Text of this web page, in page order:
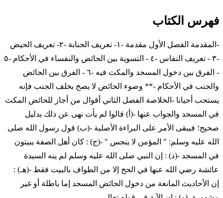
فهرس الكتاب
-المقدمة الفصل الأول مقدمة -١- تعريف الجنابة -٢- تعريف الحيض
-٣ - تعريف النفاس -٤ - التسوية بين الحائض والنفساء في الأحكام -٥
- الفرق بين دخول المسجد والمكث فيه -٦ - الفرق بين الحائض
والجنب في الأحكام -** وضوء الحائض لا يصح بخلف الجنب فإنه
يستحب أحيانا -الخلاصة الفصل الثاني أقوال من أجاز للحائض المكث
في المسجد والجواب عنها -(أ) قالوا لم يأت نهى عن ذلك بدليل
صحيح؛ فيبقى الأمر على البراءة الأصلية -(ب) قول رسول الله صلى
الله عليه وسلم: " المؤمن لا ينجس " -(ج) : كان أهل الصفة يبيتون
في المسجد -(د) : إن النبي صلى الله عليه وسلم لم ينه السيدة
عائشة رضي الله عنها في الحج إلا من الطواف بالبيت فقط -(هـ) :
إن الأحاديث المانعة من دخول الحائض المسجد إما باطلة أو غير